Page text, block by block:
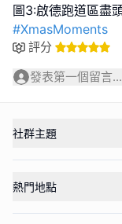
#XmasMoments
評分
發表第一個留言...
社群主題
熱門地點